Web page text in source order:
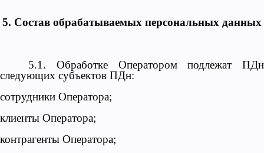
5. Состав обрабатываемых персональных данных
5.1. Обработке Оператором подлежат ПДн
следующих субъектов ПДн:
сотрудники Оператора;
клиенты Оператора;
контрагенты Оператора;